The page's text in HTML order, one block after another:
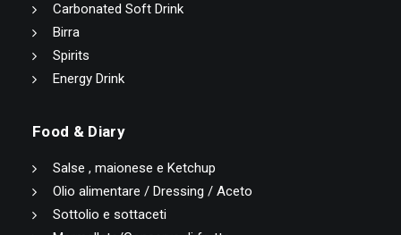
Carbonated Soft Drink
Birra
Spirits
Energy Drink
Food & Diary
Salse , maionese e Ketchup
Olio alimentare / Dressing / Aceto
Sottolio e sottaceti